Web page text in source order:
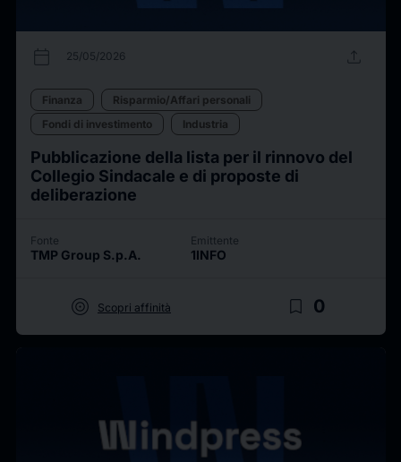
calendar_today 25/05/2026 upload
Finanza
Risparmio/Affari personali
Fondi di investimento
Industria
Pubblicazione della lista per il rinnovo del
Collegio Sindacale e di proposte di
deliberazione
Fonte
TMP Group S.p.A.
Emittente
1INFO
target Scopri affinità bookmark_border 0